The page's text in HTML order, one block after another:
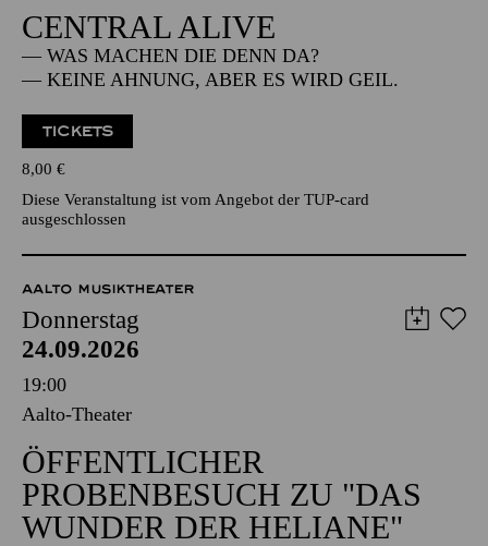
CENTRAL ALIVE
— WAS MACHEN DIE DENN DA?
— KEINE AHNUNG, ABER ES WIRD GEIL.
TICKETS
8,00 €
Diese Veranstaltung ist vom Angebot der TUP-card
ausgeschlossen
AALTO MUSIKTHEATER
Donnerstag
24.09.2026
19:00
Aalto-Theater
ÖFFENTLICHER
PROBENBESUCH ZU "DAS
WUNDER DER HELIANE"